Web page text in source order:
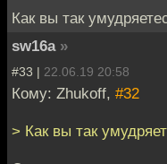
Как вы так
sw16a »
#33 | 22.06.19 20:58
Кому: Zhukoff, #32
> Как вы так